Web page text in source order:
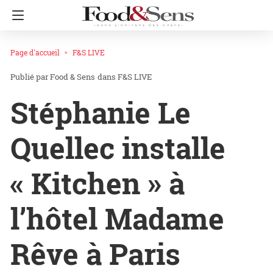
Page d'accueil F&S LIVE
Food & Sens dans F&S LIVE
Stéphanie Le
Quellec installe
« Kitchen » à
l’hôtel Madame
Rêve à Paris